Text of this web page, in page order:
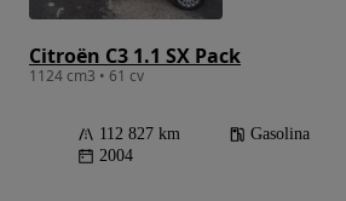
Citroën C3 1.1 SX Pack
1124 cm3 • 61 cv
112 827 km Gasolina
2004